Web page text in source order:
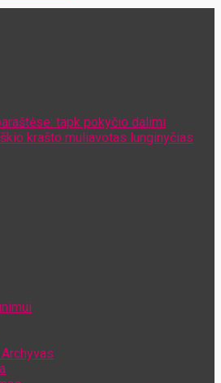
tapk pokyčio dalimi
krašto muliavotas lunginyčias